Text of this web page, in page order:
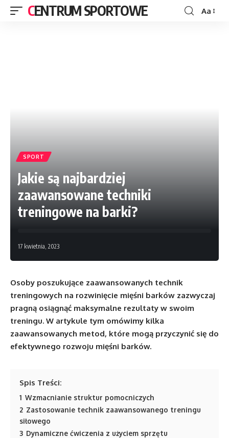
CENTRUM SPORTOWE Aa
SPORT
Jakie są najbardziej
zaawansowane techniki
treningowe na barki?
17 kwietnia, 2023
Osoby poszukujące zaawansowanych technik
treningowych na rozwinięcie mięśni barków zazwyczaj
pragną osiągnąć maksymalne rezultaty w swoim
treningu. W artykule tym omówimy kilka
zaawansowanych metod, które mogą przyczynić się do
efektywnego rozwoju mięśni barków.
Spis Treści:
1 Wzmacnianie struktur pomocniczych
2 Zastosowanie technik zaawansowanego treningu
siłowego
3 Dynamiczne ćwiczenia z użyciem sprzętu